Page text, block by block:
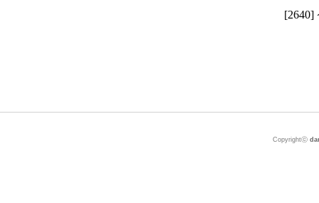
[2640]
Copyrightⓒ